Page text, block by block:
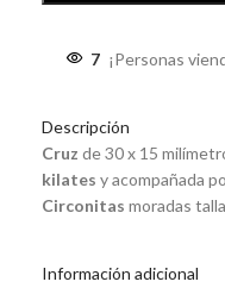
7 ¡Personas
Descripción
Cruz de 30 x 15
kilates y acompañada
Circonitas moradas
Información adicional